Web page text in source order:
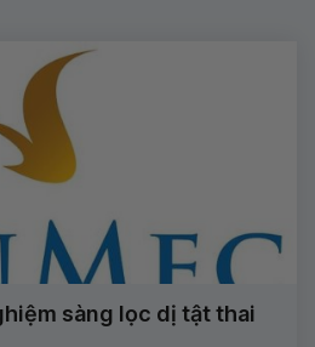
sàng lọc dị tật thai